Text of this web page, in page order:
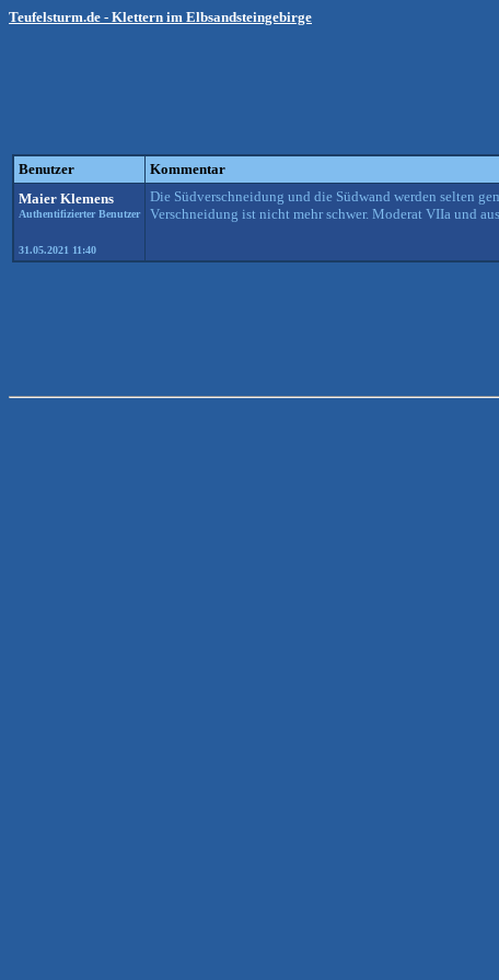
Teufelsturm.de - Klettern im Elbsandsteingebirge
Benutzer Kommentar
Maier Klemens
Authentifizierter Benutzer
31.05.2021 11:40
Die Südverschneidung und die Südwand werden selten
Verschneidung ist nicht mehr schwer. Moderat VIIa und